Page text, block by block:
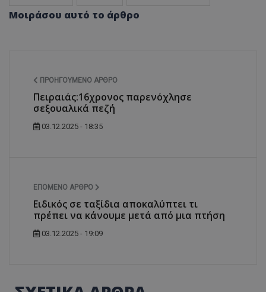
Μοιράσου αυτό το άρθρο
ΠΡΟΗΓΟΎΜΕΝΟ ΆΡΘΡΟ
Πειραιάς:16χρονος παρενόχλησε
σεξουαλικά πεζή
03.12.2025 - 18:35
ΕΠΌΜΕΝΟ ΆΡΘΡΟ
Ειδικός σε ταξίδια αποκαλύπτει τι
πρέπει να κάνουμε μετά από μια πτήση
03.12.2025 - 19:09